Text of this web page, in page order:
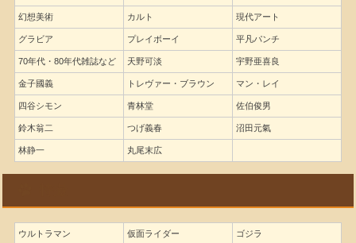
幻想美術 カルト 現代アート
グラビア プレイボーイ 平凡パンチ
70年代・80年代雑誌など 天野可淡 宇野亜喜良
金子國義 トレヴァー・ブラウン マン・レイ
四谷シモン 青林堂 佐伯俊男
鈴木翁二 つげ義春 沼田元氣
林静一 丸尾末広
ウルトラマン 仮面ライダー ゴジラ